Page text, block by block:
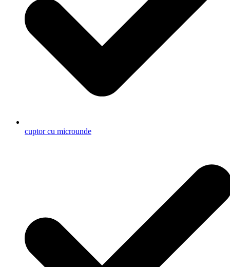
cuptor cu microunde